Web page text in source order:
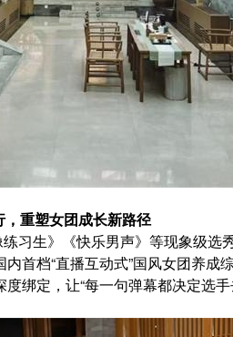
重塑女团成长新路径
习生》《快乐男声》等现象级选
首档“直播互动式”国风女团养成
绑定，让“每一句弹幕都决定选